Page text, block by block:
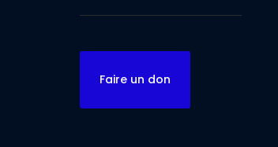
Faire un don